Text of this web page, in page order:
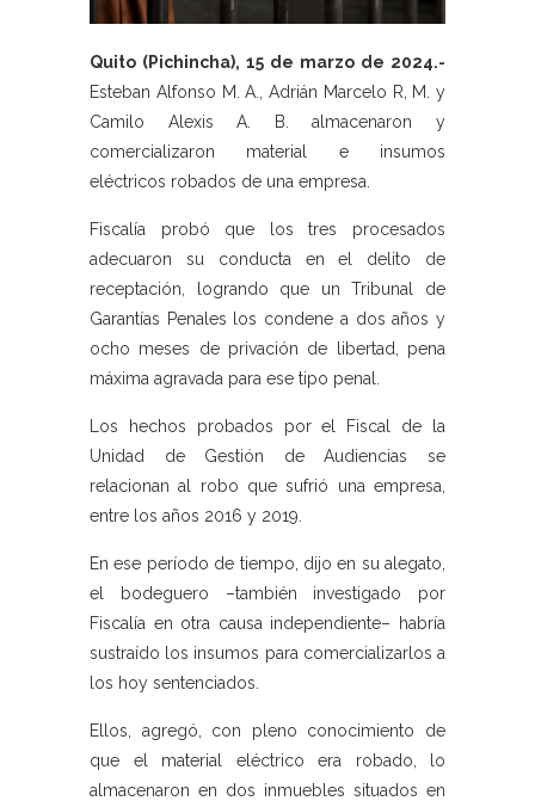
Quito (Pichincha), 15 de marzo de 2024.-
Esteban Alfonso M. A., Adrián Marcelo R, M. y
Camilo Alexis A. B. almacenaron y
comercializaron material e insumos
eléctricos robados de una empresa.
Fiscalía probó que los tres procesados
adecuaron su conducta en el delito de
receptación, logrando que un Tribunal de
Garantías Penales los condene a dos años y
ocho meses de privación de libertad, pena
máxima agravada para ese tipo penal.
Los hechos probados por el Fiscal de la
Unidad de Gestión de Audiencias se
relacionan al robo que sufrió una empresa,
entre los años 2016 y 2019.
En ese período de tiempo, dijo en su alegato,
el bodeguero –también investigado por
Fiscalía en otra causa independiente– habría
sustraído los insumos para comercializarlos a
los hoy sentenciados.
Ellos, agregó, con pleno conocimiento de
que el material eléctrico era robado, lo
almacenaron en dos inmuebles situados en